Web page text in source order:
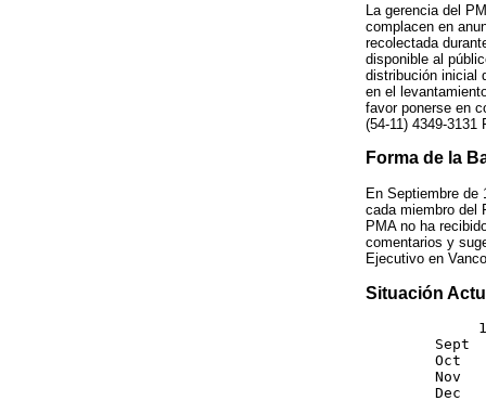
La gerencia del
complacen en
recolectada
disponible al
distribución inicial
en el
favor ponerse en
(54-11) 4349-3131
Forma de la
En Septiembre de
cada miembro del
PMA no ha
comentarios y
Ejecutivo en
Situación
Sept
Oct
Nov
Dec